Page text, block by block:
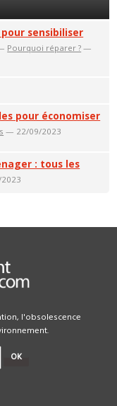
sensibiliser
Pourquoi réparer ? —
pour économiser
— 22/09/2023
: tous les
l'obsolescence
OK